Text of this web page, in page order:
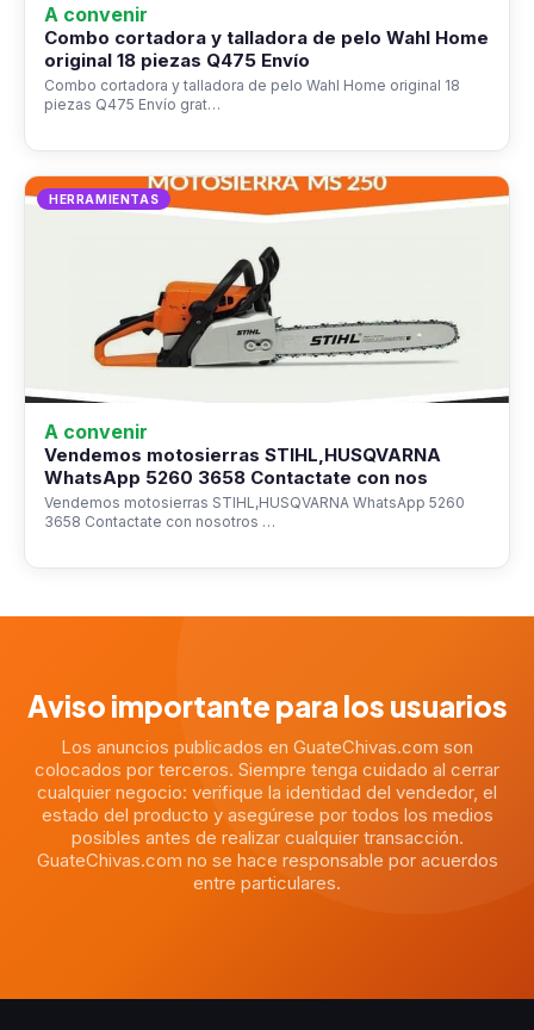
A convenir
Combo cortadora y talladora de pelo Wahl Home
original 18 piezas Q475 Envío
Combo cortadora y talladora de pelo Wahl Home original 18
piezas Q475 Envío grat…
HERRAMIENTAS
A convenir
Vendemos motosierras STIHL,HUSQVARNA
WhatsApp 5260 3658 Contactate con nos
Vendemos motosierras STIHL,HUSQVARNA WhatsApp 5260
3658 Contactate con nosotros …
Aviso importante para los usuarios
Los anuncios publicados en GuateChivas.com son
colocados por terceros. Siempre tenga cuidado al cerrar
cualquier negocio: verifique la identidad del vendedor, el
estado del producto y asegúrese por todos los medios
posibles antes de realizar cualquier transacción.
GuateChivas.com no se hace responsable por acuerdos
entre particulares.